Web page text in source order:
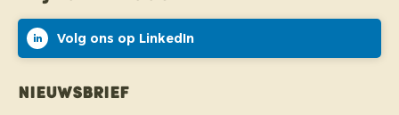
Volg ons op LinkedIn
Nieuwsbrief